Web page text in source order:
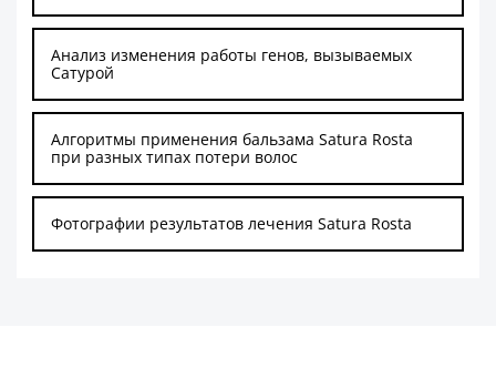
Анализ изменения работы генов, вызываемых
Сатурой
Алгоритмы применения бальзама Satura Rosta
при разных типах потери волос
Фотографии результатов лечения Satura Rosta